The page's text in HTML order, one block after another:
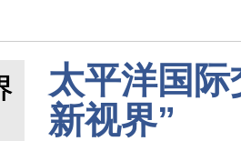
太平洋国
新视界”